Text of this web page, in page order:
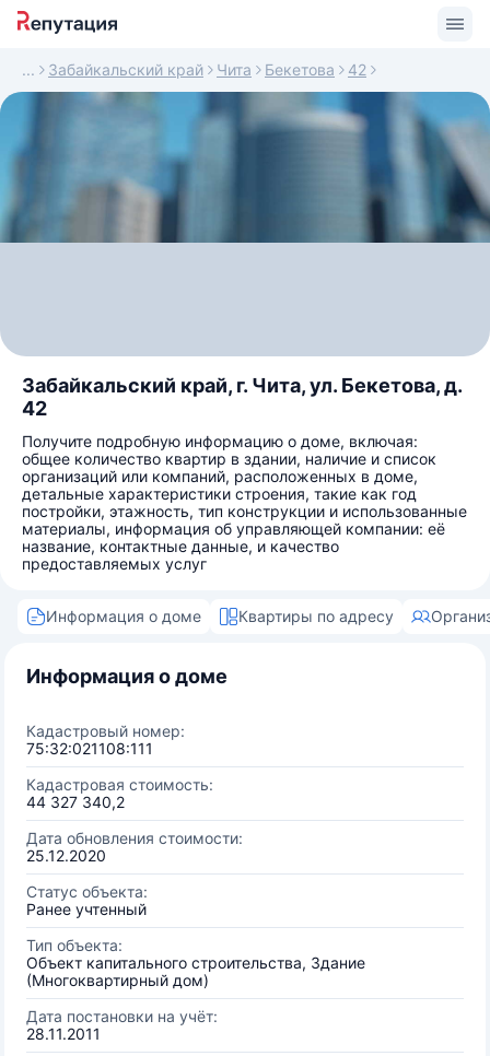
Забайкальский край Чита Бекетова 42
Забайкальский край, г. Чита, ул. Бекетова, д.
42
Получите подробную информацию о доме, включая:
общее количество квартир в здании, наличие и список
организаций или компаний, расположенных в доме,
детальные характеристики строения, такие как год
постройки, этажность, тип конструкции и использованные
материалы, информация об управляющей компании: её
название, контактные данные, и качество
предоставляемых услуг
Информация о доме Квартиры по адресу
Информация о доме
Кадастровый номер:
75:32:021108:111
Кадастровая стоимость:
44 327 340,2
Дата обновления стоимости:
25.12.2020
Статус объекта:
Ранее учтенный
Тип объекта:
Объект капитального строительства, Здание
(Многоквартирный дом)
Дата постановки на учёт:
28.11.2011